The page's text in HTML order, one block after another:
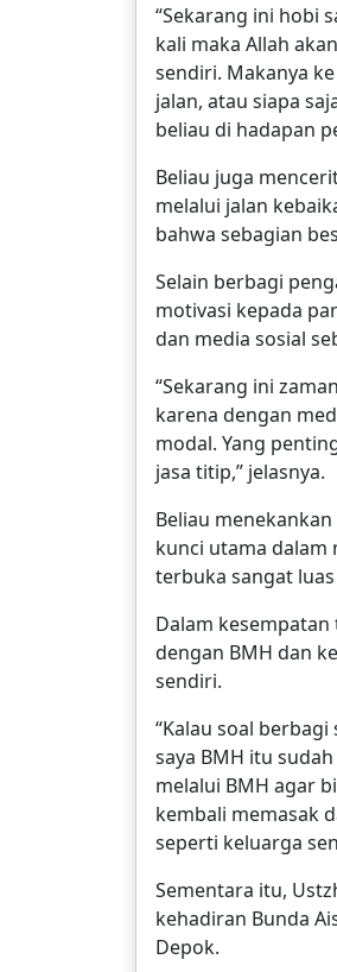
“Sekarang ini hobi
kali maka Allah
sendiri. Makanya
jalan, atau siapa
beliau di hadapan
Beliau juga
melalui jalan
bahwa sebagian
Selain berbagi
motivasi kepada
dan media sosial
“Sekarang ini
karena dengan
modal. Yang
jasa titip,” jelasnya.
Beliau
kunci utama dalam
terbuka sangat
Dalam
dengan BMH dan
sendiri.
“Kalau soal
saya BMH itu
melalui BMH agar
kembali memasak
seperti keluarga
Sementara itu,
kehadiran Bunda
Depok.